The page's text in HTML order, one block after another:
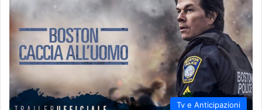
Tv e Anticipazioni